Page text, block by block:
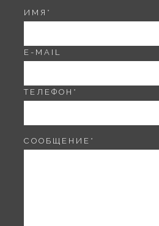
ИМЯ *
E-MAIL
ТЕЛЕФОН *
СООБЩЕНИЕ *